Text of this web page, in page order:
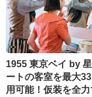
1955 東京ベイ by
ートの客室を最大
用可能！仮装を全力